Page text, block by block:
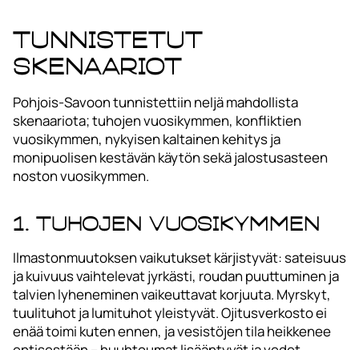
Tunnistetut
skenaariot
Pohjois-Savoon tunnistettiin neljä mahdollista
skenaariota; tuhojen vuosikymmen, konfliktien
vuosikymmen, nykyisen kaltainen kehitys ja
monipuolisen kestävän käytön sekä jalostusasteen
noston vuosikymmen.
1. Tuhojen vuosikymmen
Ilmastonmuutoksen vaikutukset kärjistyvät: sateisuus
ja kuivuus vaihtelevat jyrkästi, roudan puuttuminen ja
talvien lyheneminen vaikeuttavat korjuuta. Myrskyt,
tuulituhot ja lumituhot yleistyvät. Ojitusverkosto ei
enää toimi kuten ennen, ja vesistöjen tila heikkenee